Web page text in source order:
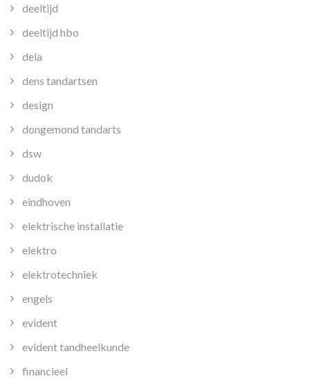
deeltijd
deeltijd hbo
dela
dens tandartsen
design
dongemond tandarts
dsw
dudok
eindhoven
elektrische installatie
elektro
elektrotechniek
engels
evident
evident tandheelkunde
financieel